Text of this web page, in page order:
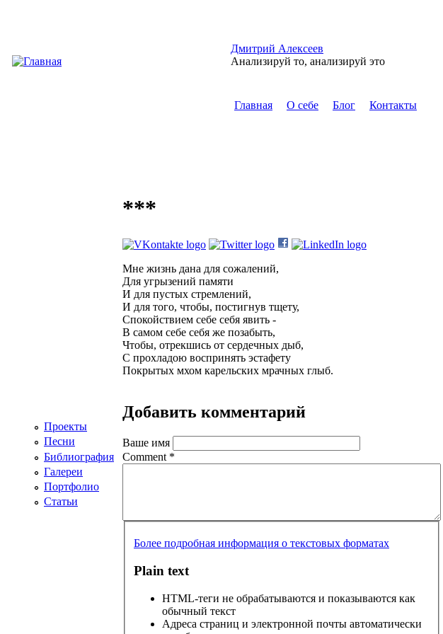
Дмитрий Алексеев
Анализируй то, анализируй это
Главная О себе Блог Контакты
Проекты
Песни
Библиография
Галереи
Портфолио
Статьи
***
Мне жизнь дана для сожалений,
Для угрызений памяти
И для пустых стремлений,
И для того, чтобы, постигнув тщету,
Спокойствием себе себя явить -
В самом себе себя же позабыть,
Чтобы, отрекшись от сердечных дыб,
С прохладою воспринять эстафету
Покрытых мхом карельских мрачных глыб.
Добавить комментарий
Ваше имя
Comment *
Более подробная информация о текстовых форматах
Plain text
HTML-теги не обрабатываются и показываются как
обычный текст
Адреса страниц и электронной почты автоматически